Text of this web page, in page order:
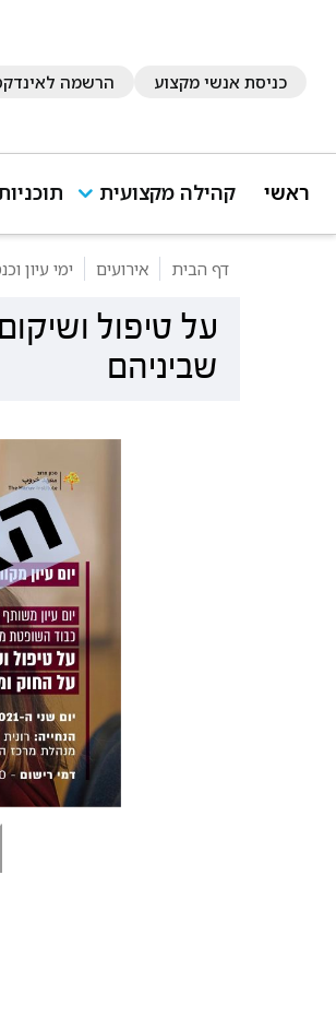
כניסת אנשי מקצוע הרשמה
ראשי קהילה מקצועית
דף הבית אירועים ימי עיון
על טיפול
שביניהם